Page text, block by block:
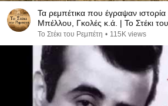
Τα ρεμπέτικα που έγραψαν
Μπέλλου, Γκολές κ.ά. | Το Στέκι
Το Στέκι του Ρεμπέτη • 115K views